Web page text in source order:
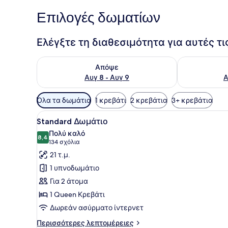
Επιλογές δωματίων
Ελέγξτε τη διαθεσιμότητα για αυτές
Απόψε
Αυγ 8 - Αυγ 9
Έλεγχος διαθεσιμότητας για απόψε Αυγ 8 - Αυγ 9
Έλεγχος
Διαθέσιμα
φίλτρα
για
τα
δωμάτια
Όλα τα δωμάτια 1 κρεβάτι 2 κρεβάτια 3+ κρεβάτια
Προβολή
όλων
των
φωτογραφιών
για
Standard
Δωμάτιο
Ένα δωμάτιο ξενοδοχείου
6
Standard Δωμάτιο
8,48,4 στα 10
Πολύ καλό
134 σχόλια
(134
σχόλια)
21 τ.μ.
1 υπνοδωμάτιο
Για 2 άτομα
1 Queen Κρεβάτι
Δωρεάν ασύρματο ίντερνετ
Περισσότερες λεπτομέρειες
Περισσότερες